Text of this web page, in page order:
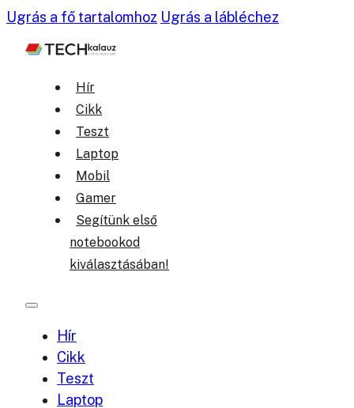
Ugrás a fő tartalomhoz Ugrás a lábléchez
Hír
Cikk
Teszt
Laptop
Mobil
Gamer
Segítünk első
notebookod
kiválasztásában!
Hír
Cikk
Teszt
Laptop